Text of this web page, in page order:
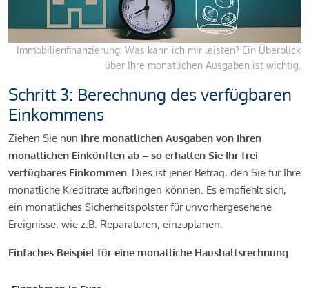
Immobilienfinanzierung: Was kann ich mir leisten? Ein Überblick
über Ihre monatlichen Ausgaben ist wichtig.
Schritt 3: Berechnung des verfügbaren
Einkommens
Ziehen Sie nun Ihre monatlichen Ausgaben von Ihren
monatlichen Einkünften ab – so erhalten Sie Ihr frei
verfügbares Einkommen. Dies ist jener Betrag, den Sie für Ihre
monatliche Kreditrate aufbringen können. Es empfiehlt sich,
ein monatliches Sicherheitspolster für unvorhergesehene
Ereignisse, wie z.B. Reparaturen, einzuplanen.
Einfaches Beispiel für eine monatliche Haushaltsrechnung: